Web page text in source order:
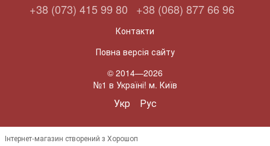
+38 (073) 415 99 80 +38 (068) 877 66 96
Контакти
Повна версія сайту
© 2014—2026
№1 в Україні! м. Київ
Укр Рус
Інтернет-магазин створений з Хорошоп